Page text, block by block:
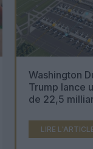
Washington
Trump lance
de 22,5
LIRE